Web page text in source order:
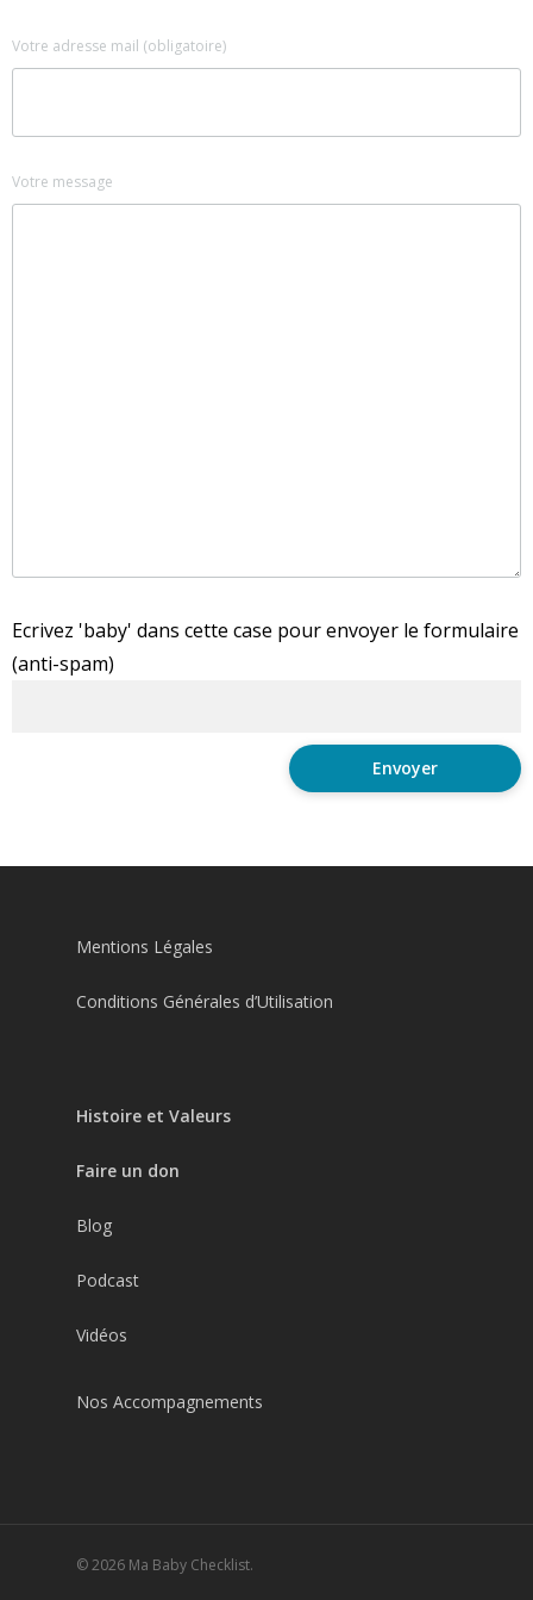
Votre adresse mail (obligatoire)
Votre message
Ecrivez 'baby' dans cette case pour envoyer le formulaire
(anti-spam)
Mentions Légales
Conditions Générales d’Utilisation
Histoire et Valeurs
Faire un don
Blog
Podcast
Vidéos
Nos Accompagnements
© 2026 Ma Baby Checklist.